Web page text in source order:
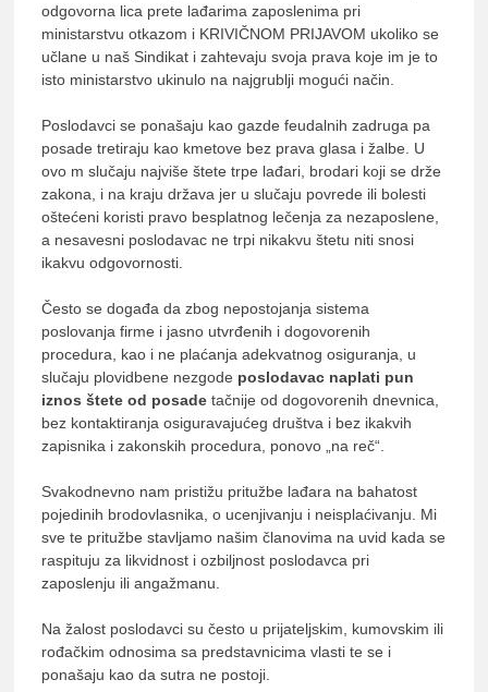
odgovorna lica prete lađarima zaposlenima pri
ministarstvu otkazom i KRIVIČNOM PRIJAVOM ukoliko se
učlane u naš Sindikat i zahtevaju svoja prava koje im je to
isto ministarstvo ukinulo na najgrublji mogući način.
Poslodavci se ponašaju kao gazde feudalnih zadruga pa
posade tretiraju kao kmetove bez prava glasa i žalbe. U
ovo m slučaju najviše štete trpe lađari, brodari koji se drže
zakona, i na kraju država jer u slučaju povrede ili bolesti
oštećeni koristi pravo besplatnog lečenja za nezaposlene,
a nesavesni poslodavac ne trpi nikakvu štetu niti snosi
ikakvu odgovornosti.
Često se događa da zbog nepostojanja sistema
poslovanja firme i jasno utvrđenih i dogovorenih
procedura, kao i ne plaćanja adekvatnog osiguranja, u
slučaju plovidbene nezgode poslodavac naplati pun
iznos štete od posadetačnije od dogovorenih dnevnica,
bez kontaktiranja osiguravajućeg društva i bez ikakvih
zapisnika i zakonskih procedura, ponovo „na reč“.
Svakodnevno nam pristižu pritužbe lađara na bahatost
pojedinih brodovlasnika, o ucenjivanju i neisplaćivanju. Mi
sve te pritužbe stavljamo našim članovima na uvid kada se
raspituju za likvidnost i ozbiljnost poslodavca pri
zaposlenju ili angažmanu.
Na žalost poslodavci su često u prijateljskim, kumovskim ili
rođačkim odnosima sa predstavnicima vlasti te se i
ponašaju kao da sutra ne postoji.